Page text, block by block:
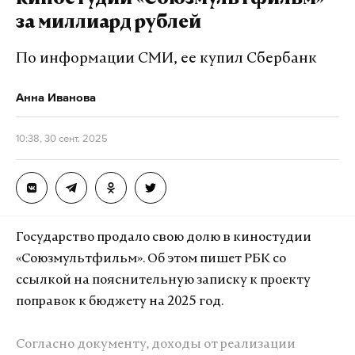
В своем Telegram-канале она уточнила, что
обновленная студия сконцентрируется на
исторической тематики.
«В новом качестве «Ленфильм» будет
способствовать формированию у российской
молодежи чувства исторической
ответственности, воспитывать любовь к Родине
Любимова.
По ее словам, это создаст условия для реализации
проектов о героях страны и окажет поддержку
за миллиард рублей
По информации СМИ, ее купил Сбербанк
Анна Иванова
10:38, 30 сент. 2025
Государство продало свою долю в киностудии
«Союзмультфильм». Об этом пишет РБК со
ссылкой на пояснительную записку к проекту
поправок к бюджету на 2025 год.
Согласно документу, доходы от реализации